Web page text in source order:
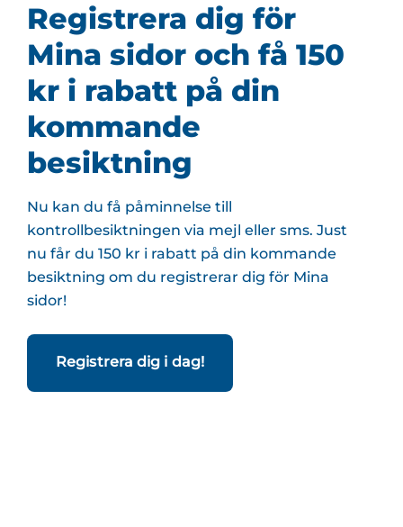
Registrera dig för
Mina sidor och få 150
kr i rabatt på din
kommande
besiktning
Nu kan du få påminnelse till
kontrollbesiktningen via mejl eller sms. Just
nu får du 150 kr i rabatt på din kommande
besiktning om du registrerar dig för Mina
sidor!
Registrera dig i dag!